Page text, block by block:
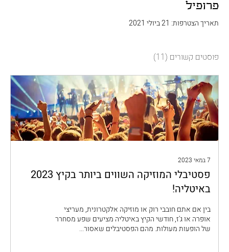
פרופיל
תאריך הצטרפות: 21 ביולי 2021
פוסטים קשורים (11)
7 במאי 2023
פסטיבלי המוזיקה השווים ביותר בקיץ 2023
באיטליה!
בין אם אתם חובבי רוק או מוזיקה אלקטרונית, מעריצי
אופרה או ג'ז, חודשי הקיץ באיטליה מציעים שפע מסחרר
של הופעות מעולות. מהם הפסטיבלים שאסור...